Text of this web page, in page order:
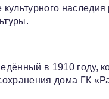
культурного
в 1910 году,
дома ГК